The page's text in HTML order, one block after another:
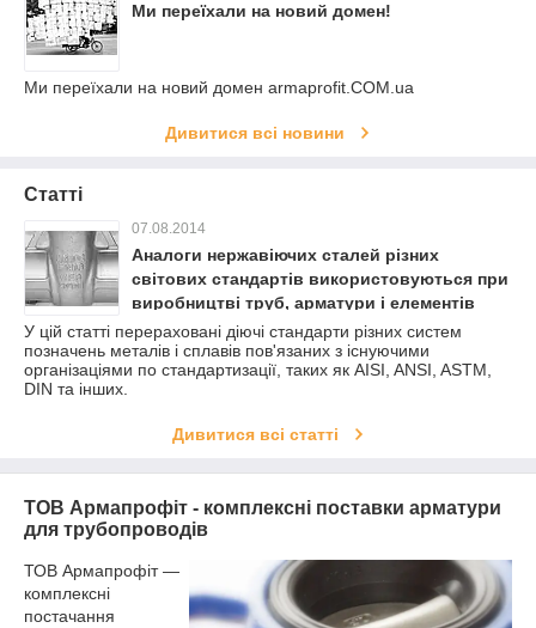
Ми переїхали на новий домен!
Ми переїхали на новий домен armaprofit.COM.ua
Дивитися всі новини
Статті
07.08.2014
Аналоги нержавіючих сталей різних
світових стандартів використовуються при
виробництві труб, арматури і елементів
трубопроводу
У цій статті перераховані діючі стандарти різних систем
позначень металів і сплавів пов'язаних з існуючими
організаціями по стандартизації, таких як AISI, ANSI, ASTM,
DIN та інших.
Дивитися всі статті
ТОВ Армапрофіт - комплексні поставки арматури
для трубопроводів
ТОВ Армапрофіт ―
комплексні
постачання